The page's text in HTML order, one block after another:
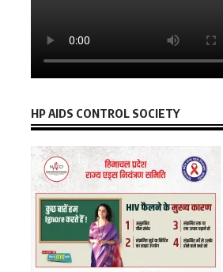
HP AIDS CONTROL SOCIETY